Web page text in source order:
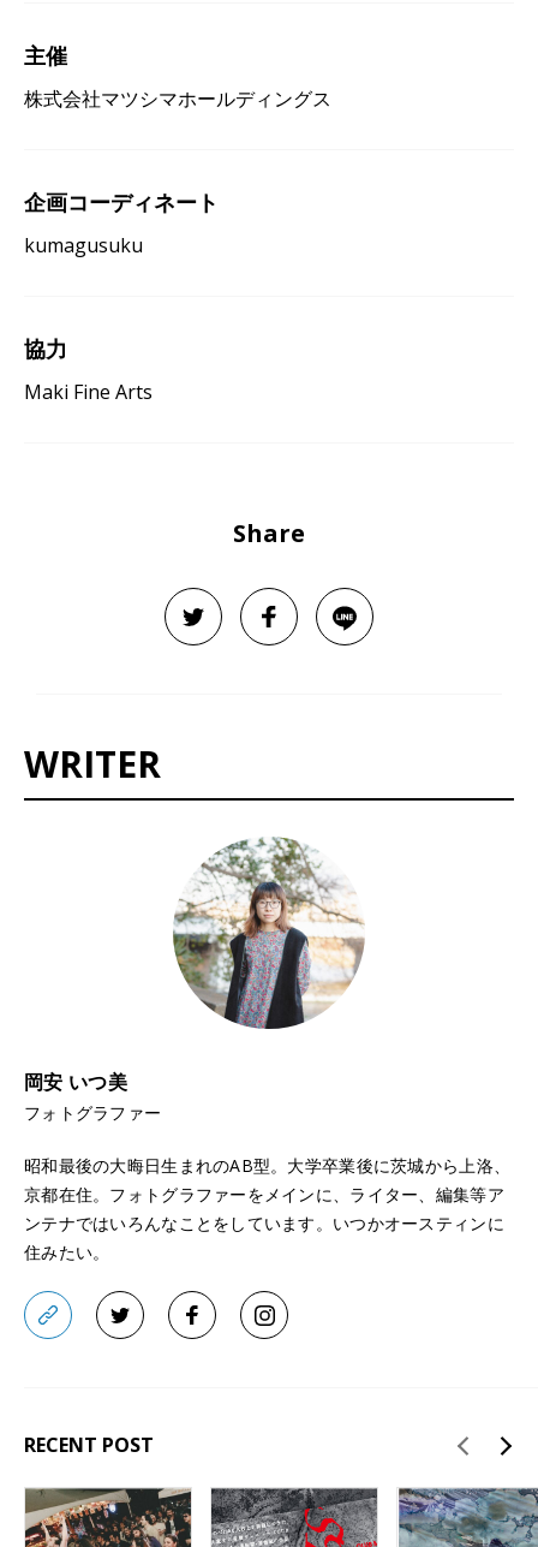
主催
株式会社マツシマホールディングス
企画コーディネート
kumagusuku
協力
Maki Fine Arts
Share
WRITER
岡安 いつ美
フォトグラファー
昭和最後の大晦日生まれのAB型。大学卒業後に茨城から上洛、
京都在住。フォトグラファーをメインに、ライター、編集等ア
ンテナではいろんなことをしています。いつかオースティンに
住みたい。
RECENT POST